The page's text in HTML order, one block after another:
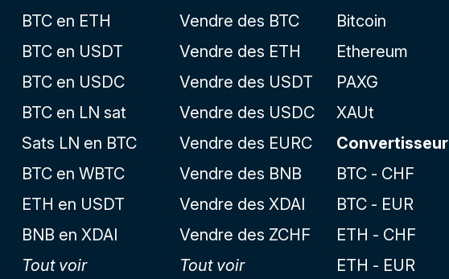
BTC en ETH
BTC en USDT
BTC en USDC
BTC en LN sat
Sats LN en BTC
BTC en WBTC
ETH en USDT
BNB en XDAI
Tout voir
Vendre des BTC
Vendre des ETH
Vendre des USDT
Vendre des USDC
Vendre des EURC
Vendre des BNB
Vendre des XDAI
Vendre des ZCHF
Tout voir
Bitcoin
Ethereum
PAXG
XAUt
Convertisseur
BTC - CHF
BTC - EUR
ETH - CHF
ETH - EUR